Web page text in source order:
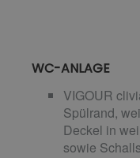
WC-ANLAGE
VIGOUR
Spülrand,
Deckel in
sowie